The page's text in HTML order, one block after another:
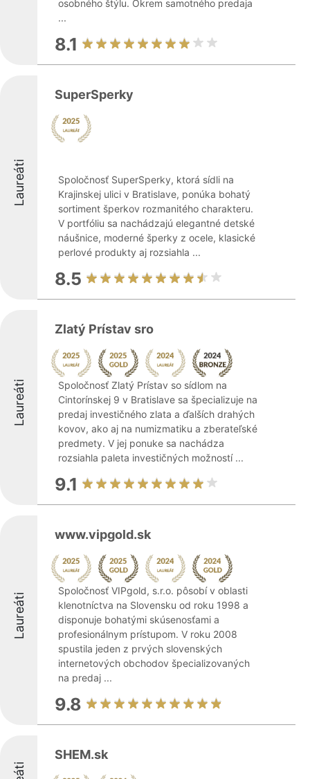
osobného štýlu. Okrem samotného predaja
...
8.1
Laureáti
SuperSperky
Spoločnosť SuperSperky, ktorá sídli na
Krajinskej ulici v Bratislave, ponúka bohatý
sortiment šperkov rozmanitého charakteru.
V portfóliu sa nachádzajú elegantné detské
náušnice, moderné šperky z ocele, klasické
perlové produkty aj rozsiahla ...
8.5
Laureáti
Zlatý Prístav sro
Spoločnosť Zlatý Prístav so sídlom na
Cintorínskej 9 v Bratislave sa špecializuje na
predaj investičného zlata a ďalších drahých
kovov, ako aj na numizmatiku a zberateľské
predmety. V jej ponuke sa nachádza
rozsiahla paleta investičných možností ...
9.1
Laureáti
www.vipgold.sk
Spoločnosť VIPgold, s.r.o. pôsobí v oblasti
klenotníctva na Slovensku od roku 1998 a
disponuje bohatými skúsenosťami a
profesionálnym prístupom. V roku 2008
spustila jeden z prvých slovenských
internetových obchodov špecializovaných
na predaj ...
9.8
SHEM.sk